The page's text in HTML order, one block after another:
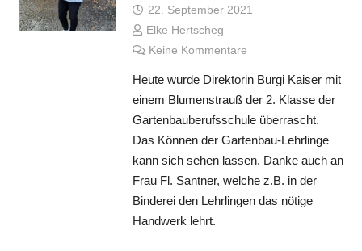
22. September 2021
Elke Hertscheg
Keine Kommentare
Heute wurde Direktorin Burgi Kaiser mit
einem Blumenstrauß der 2. Klasse der
Gartenbauberufsschule überrascht.
Das Können der Gartenbau-Lehrlinge
kann sich sehen lassen. Danke auch an
Frau Fl. Santner, welche z.B. in der
Binderei den Lehrlingen das nötige
Handwerk lehrt.